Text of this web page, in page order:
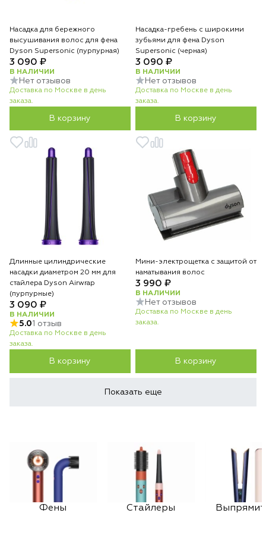
Насадка для бережного
высушивания волос для фена
Dyson Supersonic (пурпурная)
3 090 ₽
В НАЛИЧИИ
Нет отзывов
Доставка по Москве в день
заказа.
В корзину
Насадка-гребень с широкими
зубьями для фена Dyson
Supersonic (черная)
3 090 ₽
В НАЛИЧИИ
Нет отзывов
Доставка по Москве в день
заказа.
В корзину
Длинные цилиндрические
насадки диаметром 20 мм для
стайлера Dyson Airwrap
(пурпурные)
3 090 ₽
В НАЛИЧИИ
5.01 отзыв
Доставка по Москве в день
заказа.
В корзину
Мини-электрощетка с защитой от
наматывания волос
3 990 ₽
В НАЛИЧИИ
Нет отзывов
Доставка по Москве в день
заказа.
В корзину
Показать еще
Фены Стайлеры